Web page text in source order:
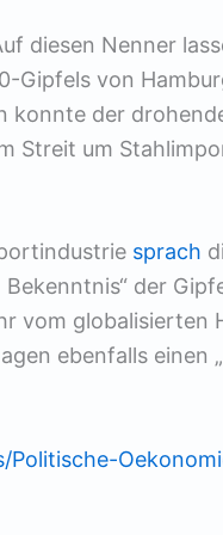
diesen Nenner
Gipfels von
der
Streit um
sprach
der
vom globalisierten
ebenfalls einen